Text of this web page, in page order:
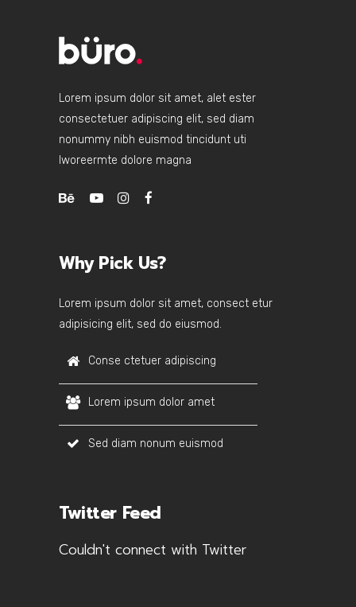
Lorem ipsum dolor sit amet, alet ester
consectetuer adipiscing elit, sed diam
nonummy nibh euismod tincidunt uti
lworeermte dolore magna
Why Pick Us?
Lorem ipsum dolor sit amet, consect etur
adipisicing elit, sed do eiusmod.
Conse ctetuer adipiscing
Lorem ipsum dolor amet
Sed diam nonum euismod
Twitter Feed
Couldn't connect with Twitter